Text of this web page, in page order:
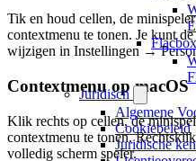
Flacbox
Juridisch
Algemene
Cookiebeleid
Juridische
Tik en houd cellen, de
contextmenu te tonen. Je kunt
wijzigen in Instellingen →
Contextmenu op macOS
Klik rechts op cellen, de
contextmenu te tonen.
volledig scherm speler.